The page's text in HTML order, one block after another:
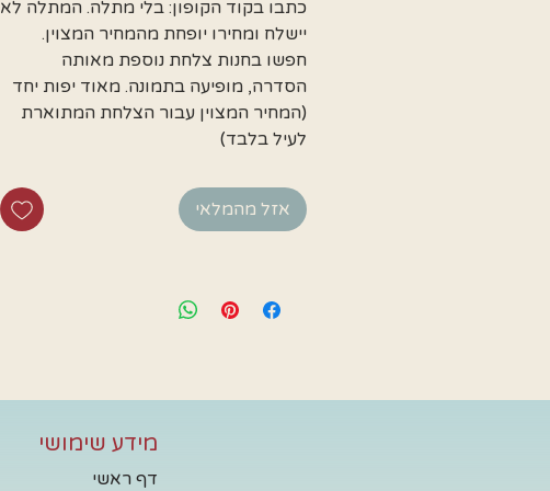
כתבו בקוד הקופון: בלי מתלה. המתלה לא
יישלח ומחירו יופחת מהמחיר המצוין.
חפשו בחנות צלחת נוספת מאותה
הסדרה, מופיעה בתמונה. מאוד יפות יחד
(המחיר המצוין עבור הצלחת המתוארת
לעיל בלבד)
אזל מהמלאי
מידע שימושי
דף ראשי